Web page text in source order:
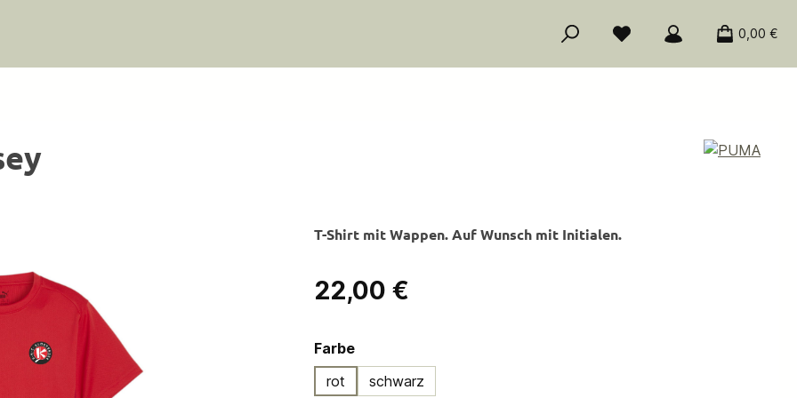
0,00 €
T-Shirt mit Wappen. Auf Wunsch mit Initialen.
Regulärer Preis:
22,00 €
Farbeauswählen
rot
schwarz